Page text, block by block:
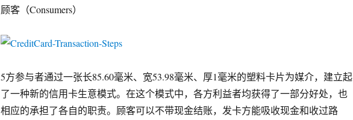
顾客（Consumers）
5方参与者通过一张长85.60毫米、宽53.98毫米、厚1毫米的塑料卡片为媒介，建立起
了一种新的信用卡生意模式。在这个模式中，各方利益者均获得了一部分好处，也
相应的承担了各自的职责。顾客可以不带现金结账，发卡方能吸收现金和收过路